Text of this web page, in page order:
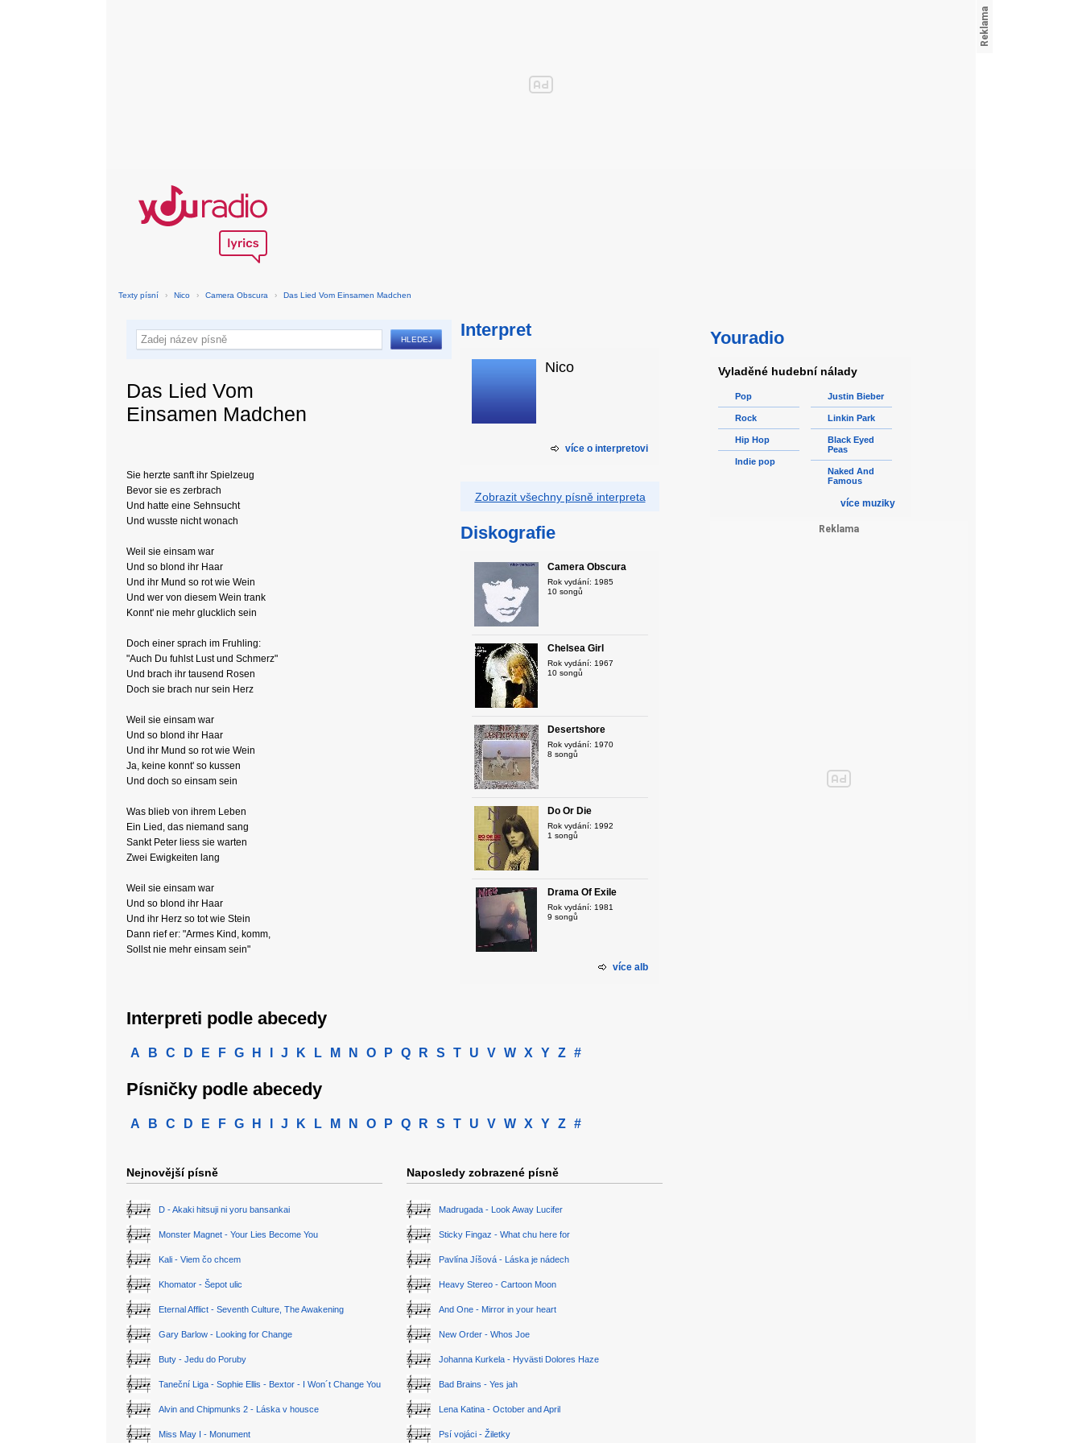
Texty písní › Nico › Camera Obscura › Das Lied Vom Einsamen Madchen
Das Lied Vom
Einsamen Madchen
Sie herzte sanft ihr Spielzeug
Bevor sie es zerbrach
Und hatte eine Sehnsucht
Und wusste nicht wonach
Weil sie einsam war
Und so blond ihr Haar
Und ihr Mund so rot wie Wein
Und wer von diesem Wein trank
Konnt' nie mehr glucklich sein
Doch einer sprach im Fruhling:
"Auch Du fuhlst Lust und Schmerz"
Und brach ihr tausend Rosen
Doch sie brach nur sein Herz
Weil sie einsam war
Und so blond ihr Haar
Und ihr Mund so rot wie Wein
Ja, keine konnt' so kussen
Und doch so einsam sein
Was blieb von ihrem Leben
Ein Lied, das niemand sang
Sankt Peter liess sie warten
Zwei Ewigkeiten lang
Weil sie einsam war
Und so blond ihr Haar
Und ihr Herz so tot wie Stein
Dann rief er: "Armes Kind, komm,
Sollst nie mehr einsam sein"
Interpret
Nico
více o interpretovi
Zobrazit všechny písně interpreta
Diskografie
Camera Obscura
Rok vydání: 1985
10 songů
Chelsea Girl
Rok vydání: 1967
10 songů
Desertshore
Rok vydání: 1970
8 songů
Do Or Die
Rok vydání: 1992
1 songů
Drama Of Exile
Rok vydání: 1981
9 songů
více alb
Interpreti podle abecedy
A B C D E F G H J K L M N O P Q R S T U V W X Y Z #
Písničky podle abecedy
A B C D E F G H J K L M N O P Q R S T U V W X Y Z #
Nejnovější písně
D - Akaki hitsuji ni yoru bansankai
Monster Magnet - Your Lies Become You
Kali - Viem čo chcem
Khomator - Šepot ulic
Eternal Afflict - Seventh Culture, The Awakening
Gary Barlow - Looking for Change
Buty - Jedu do Poruby
Taneční Liga - Sophie Ellis - Bextor - I Won´t Change You
Alvin and Chipmunks 2 - Láska v housce
Miss May I - Monument
Naposledy zobrazené písně
Madrugada - Look Away Lucifer
Sticky Fingaz - What chu here for
Pavlína Jíšová - Láska je nádech
Heavy Stereo - Cartoon Moon
And One - Mirror in your heart
New Order - Whos Joe
Johanna Kurkela - Hyvästi Dolores Haze
Bad Brains - Yes jah
Lena Katina - October and April
Psí vojáci - Žiletky
Youradio
Vyladěné hudební nálady
Pop
Rock
Hip Hop
Indie pop
Justin Bieber
Linkin Park
Black Eyed
Peas
Naked And
Famous
více muziky